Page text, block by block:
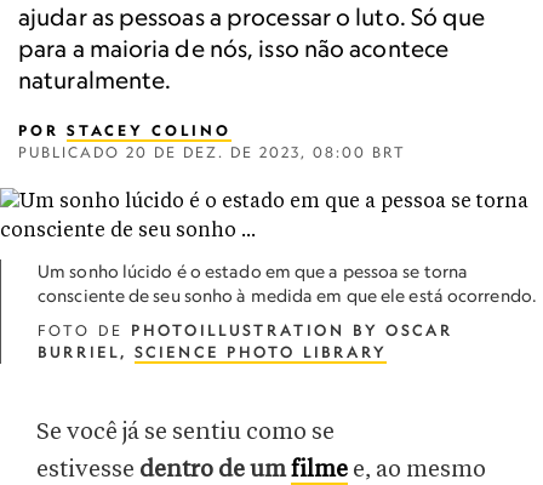
ajudar as pessoas a processar o luto. Só que
para a maioria de nós, isso não acontece
naturalmente.
POR STACEY COLINO
PUBLICADO 20 DE DEZ. DE 2023, 08:00 BRT
Um sonho lúcido é o estado em que a pessoa se torna
consciente de seu sonho à medida em que ele está ocorrendo.
FOTO DE PHOTOILLUSTRATION BY OSCAR
BURRIEL, SCIENCE PHOTO LIBRARY
Se você já se sentiu como se
estivesse dentro de umfilme e, ao mesmo